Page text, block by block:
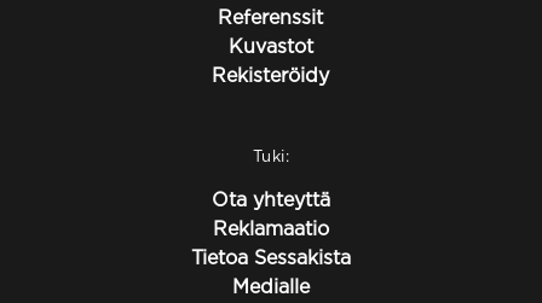
Referenssit
Kuvastot
Rekisteröidy
Tuki:
Ota yhteyttä
Reklamaatio
Tietoa Sessakista
Medialle